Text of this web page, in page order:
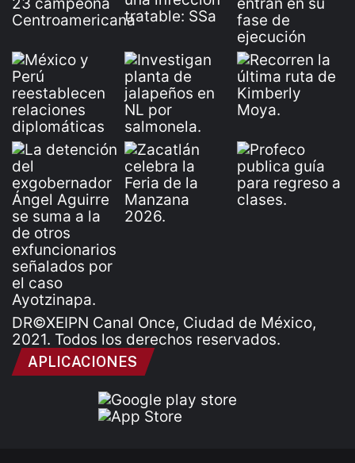
DR©XEIPN Canal Once, Ciudad de México,
2021. Todos los derechos reservados.
APLICACIONES